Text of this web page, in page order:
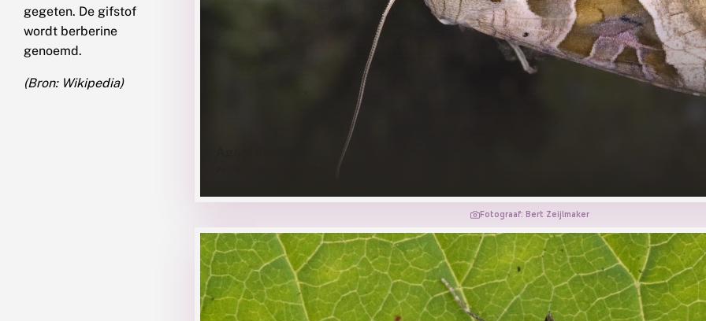
gegeten. De gifstof
wordt berberine
genoemd.
(Bron: Wikipedia)
Fotograaf: Bert Zeijlmaker